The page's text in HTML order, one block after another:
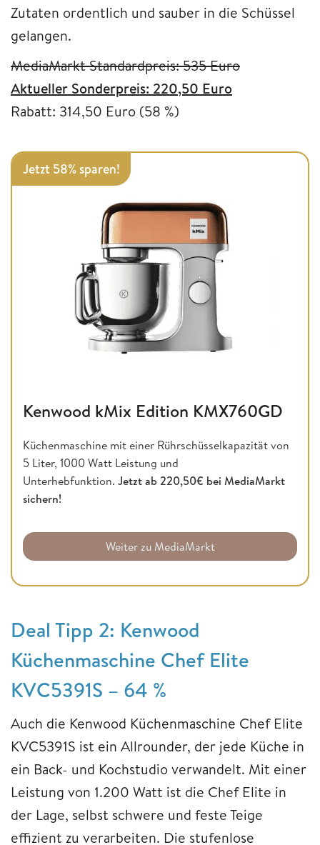
Zutaten ordentlich und sauber in die Schüssel
gelangen.
MediaMarkt Standardpreis: 535 Euro
Aktueller Sonderpreis: 220,50 Euro
Rabatt: 314,50 Euro (58 %)
Jetzt 58% sparen!
Kenwood kMix Edition KMX760GD
Küchenmaschine mit einer Rührschüsselkapazität von
5 Liter, 1000 Watt Leistung und
Unterhebfunktion. Jetzt ab 220,50€ bei MediaMarkt
sichern!
Weiter zu MediaMarkt
Deal Tipp 2: Kenwood
Küchenmaschine Chef Elite
KVC5391S – 64 %
Auch die Kenwood Küchenmaschine Chef Elite
KVC5391S ist ein Allrounder, der jede Küche in
ein Back- und Kochstudio verwandelt. Mit einer
Leistung von 1.200 Watt ist die Chef Elite in
der Lage, selbst schwere und feste Teige
effizient zu verarbeiten. Die stufenlose